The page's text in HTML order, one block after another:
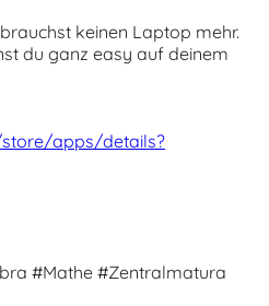
keinen Laptop mehr.
du ganz easy auf deinem
apps/details?
#Mathe #Zentralmatura